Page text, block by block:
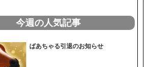
今週の人気記事
ばあちゃる引退のお知らせ